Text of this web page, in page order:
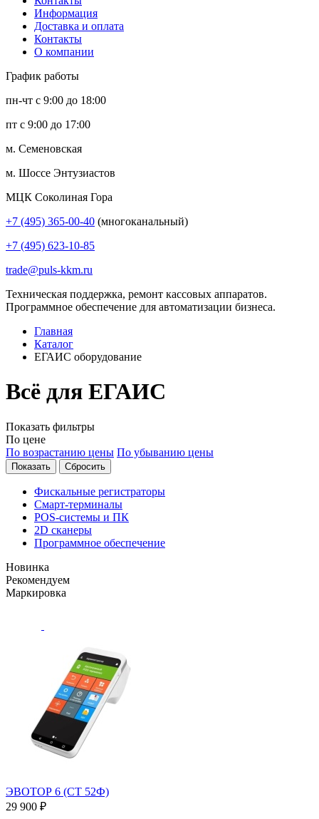
Информация
Доставка и оплата
Контакты
О компании
График работы
пн-чт с 9:00 до 18:00
пт с 9:00 до 17:00
м. Семеновская
м. Шоссе Энтузиастов
МЦК Соколиная Гора
+7 (495) 365-00-40 (многоканальный)
+7 (495) 623-10-85
trade@puls-kkm.ru
Техническая поддержка, ремонт кассовых аппаратов.
Программное обеспечение для автоматизации бизнеса.
Главная
Каталог
ЕГАИС оборудование
Всё для ЕГАИС
Показать фильтры
По цене
По возрастанию цены По убыванию цены
Фискальные регистраторы
Смарт-терминалы
POS-системы и ПК
2D сканеры
Программное обеспечение
Новинка
Рекомендуем
Маркировка
ЭВОТОР 6 (СТ 52Ф)
29 900 ₽